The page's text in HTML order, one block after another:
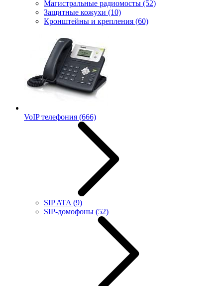
Магистральные радиомосты (52)
Защитные кожухи (10)
Кронштейны и крепления (60)
VoIP телефония (666)
SIP ATA (9)
SIP-домофоны (52)